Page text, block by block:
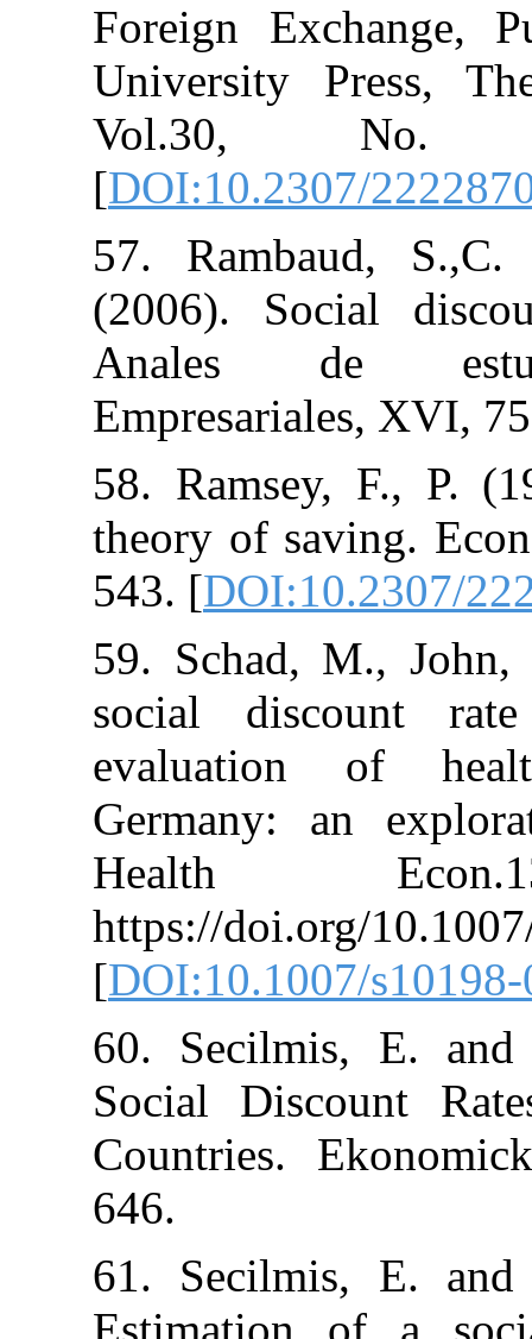
Foreign
University
Vol.30,
[DOI:10.2307/
57.
(2006).
Anales
58. Ramsey,
theory of
543. [
59. Schad,
social
evaluation
Germany:
Health
https://doi.org/
[DOI:10.1007/
60.
Social
Countries.
61.